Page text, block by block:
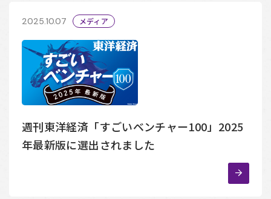
2025.10.07 メディア
週刊東洋経済「すごいベンチャー100」2025
年最新版に選出されました